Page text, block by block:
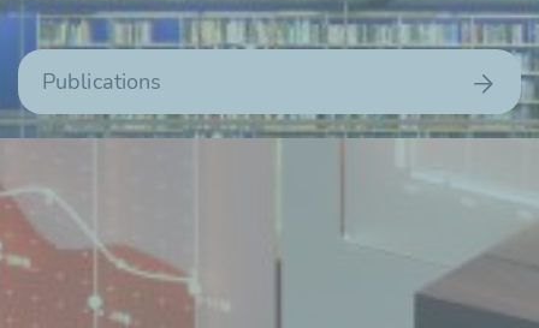
Publications